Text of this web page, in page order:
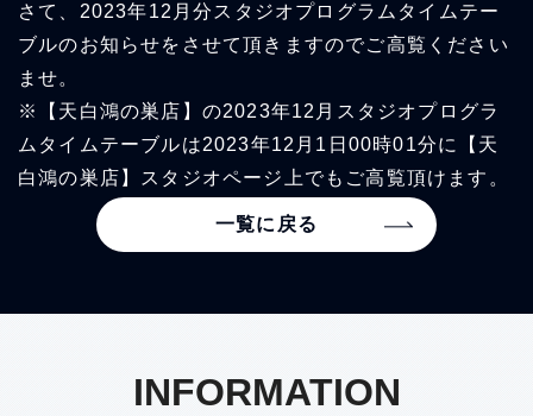
さて、2023年12月分スタジオプログラムタイムテー
ブルのお知らせをさせて頂きますのでご高覧ください
ませ。
※【天白鴻の巣店】の2023年12月スタジオプログラ
ムタイムテーブルは2023年12月1日00時01分に【天
白鴻の巣店】スタジオページ上でもご高覧頂けます。
一覧に戻る
INFORMATION